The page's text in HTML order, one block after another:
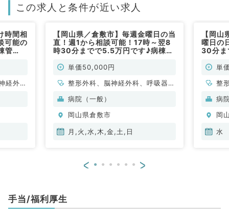
この求人と条件が近い求人
時間相
可能の
管
経外
【岡山県／倉敷市】毎週金曜日の当
直！週1から相談可能！17時～翌8
時30分までで5.5万円です♪病棟管
科・外科・非常勤）
単価50,000円
整形外科、脳神経外科、呼吸器外
科、心臓血管外科、一般内科、循
科、内分泌・代謝内科、外科系全
般、一般外科、消化器外科
病院（一般）
岡山県倉敷市
月,火,水,木,金,土,日
【岡
曜日の
30分ま
科・外
単
整
科
科
般
病
岡
水
< >
手当/福利厚生